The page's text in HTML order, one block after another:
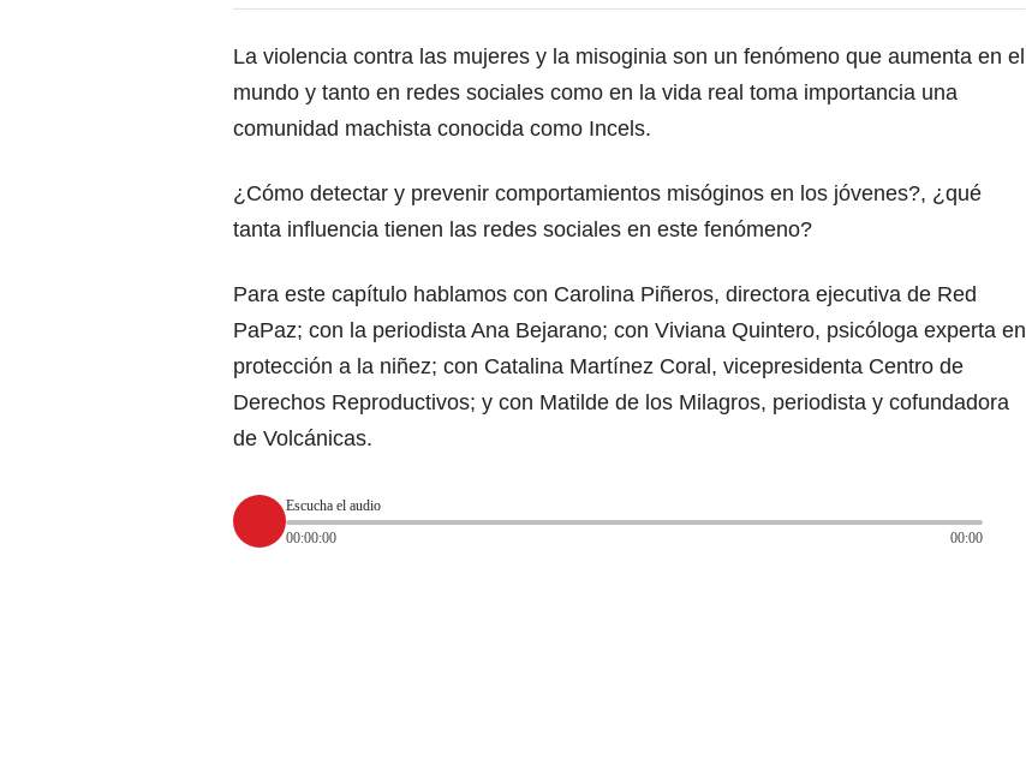
La violencia contra las mujeres y la misoginia son un fenómeno que aumenta en el
mundo y tanto en redes sociales como en la vida real toma importancia una
comunidad machista conocida como Incels.
¿Cómo detectar y prevenir comportamientos misóginos en los jóvenes?, ¿qué
tanta influencia tienen las redes sociales en este fenómeno?
Para este capítulo hablamos con Carolina Piñeros, directora ejecutiva de Red
PaPaz; con la periodista Ana Bejarano; con Viviana Quintero, psicóloga experta en
protección a la niñez; con Catalina Martínez Coral, vicepresidenta Centro de
Derechos Reproductivos; y con Matilde de los Milagros, periodista y cofundadora
de Volcánicas.
Escucha el audio
00:00:00
00:00